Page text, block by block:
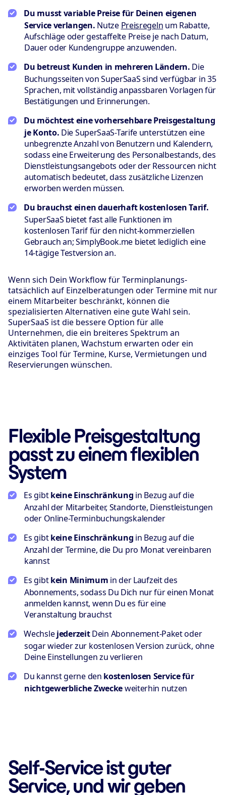
Du musst variable Preise für Deinen eigenen
Service verlangen. Nutze Preisregeln um Rabatte,
Aufschläge oder gestaffelte Preise je nach Datum,
Dauer oder Kundengruppe anzuwenden.
Du betreust Kunden in mehreren Ländern. Die
Buchungsseiten von SuperSaaS sind verfügbar in 35
Sprachen, mit vollständig anpassbaren Vorlagen für
Bestätigungen und Erinnerungen.
Du möchtest eine vorhersehbare Preisgestaltung
je Konto. Die SuperSaaS-Tarife unterstützen eine
unbegrenzte Anzahl von Benutzern und Kalendern,
sodass eine Erweiterung des Personalbestands, des
Dienstleistungsangebots oder der Ressourcen nicht
automatisch bedeutet, dass zusätzliche Lizenzen
erworben werden müssen.
Du brauchst einen dauerhaft kostenlosen Tarif.
SuperSaaS bietet fast alle Funktionen im
kostenlosen Tarif für den nicht-kommerziellen
Gebrauch an; SimplyBook.me bietet lediglich eine
14-tägige Testversion an.
Wenn sich Dein Workflow für Terminplanungs-
tatsächlich auf Einzelberatungen oder Termine mit nur
einem Mitarbeiter beschränkt, können die
spezialisierten Alternativen eine gute Wahl sein.
SuperSaaS ist die bessere Option für alle
Unternehmen, die ein breiteres Spektrum an
Aktivitäten planen, Wachstum erwarten oder ein
einziges Tool für Termine, Kurse, Vermietungen und
Reservierungen wünschen.
Flexible Preisgestaltung
passt zu einem flexiblen
System
Es gibtkeine Einschränkung in Bezug auf die
Anzahl der Mitarbeiter, Standorte, Dienstleistungen
oder Online-Terminbuchungskalender
Es gibtkeine Einschränkung in Bezug auf die
Anzahl der Termine, die Du pro Monat vereinbaren
kannst
Es gibtkein Minimum in der Laufzeit des
Abonnements, sodass Du Dich nur für einen Monat
anmelden kannst, wenn Du es für eine
Veranstaltung brauchst
WechslejederzeitDein Abonnement-Paket oder
sogar wieder zur kostenlosen Version zurück, ohne
Deine Einstellungen zu verlieren
Du kannst gerne den kostenlosen Service für
nichtgewerbliche Zweckeweiterhin nutzen
Self-Service ist guter
Service, und wir geben